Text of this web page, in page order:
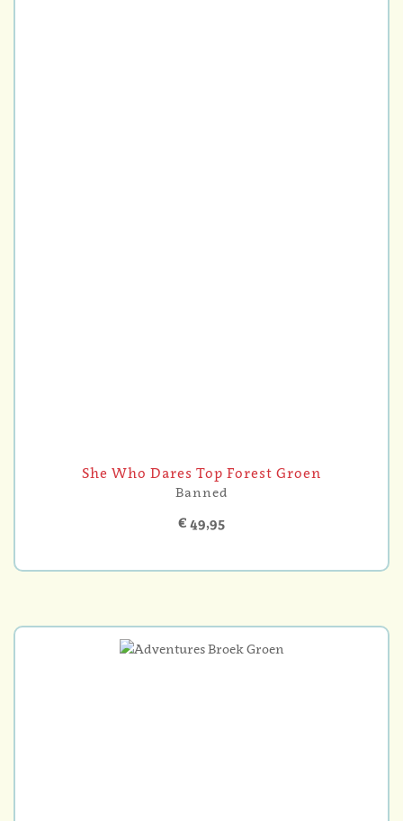
She Who Dares Top Forest Groen
Banned
€ 49,95